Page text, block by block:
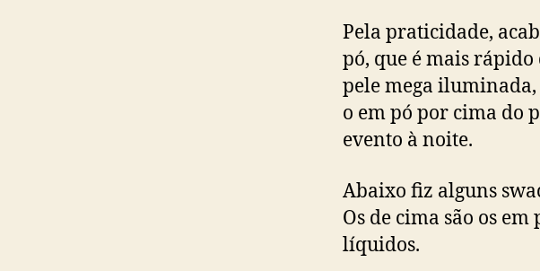
Pela praticidade,
pó, que é mais
pele mega iluminada,
o em pó por cima do
evento à noite.
Abaixo fiz alguns
Os de cima são os em
líquidos.